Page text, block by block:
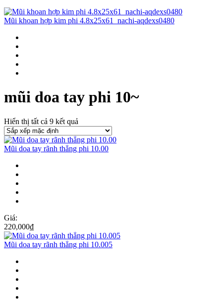
Mũi khoan hợp kim phi 4.8x25x61_nachi-aqdexs0480
mũi doa tay phi 10~
Hiển thị tất cả 9 kết quả
Mũi doa tay rãnh thẳng phi 10.00
Giá:
220,000₫
Mũi doa tay rãnh thẳng phi 10.005